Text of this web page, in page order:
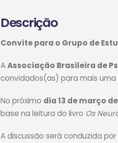
Descrição
Convite para o Grupo de
AAssociação Brasileira de
convidados(as) para mais
No próximo dia 13 de março
base na leitura do livro Os
A discussão será conduzida por